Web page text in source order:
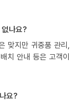
나요?
맞지만 귀중품 관리,
치 안내 등은 고객이
요?